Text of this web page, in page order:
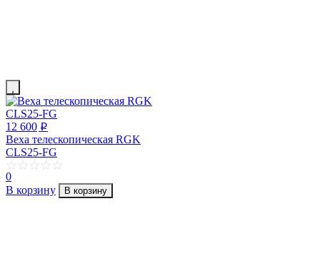
12 600 p
Веха телескопическая RGK
CLS25-FG
0
В корзину
В корзину